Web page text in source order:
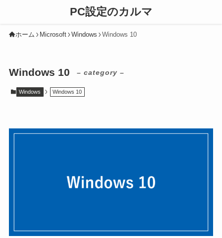
PC設定のカルマ
ホーム Microsoft Windows Windows 10
Windows 10 – category –
Windows Windows 10